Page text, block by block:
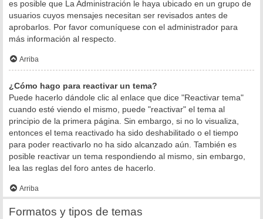
es posible que La Administración le haya ubicado en un grupo de
usuarios cuyos mensajes necesitan ser revisados antes de
aprobarlos. Por favor comuníquese con el administrador para
más información al respecto.
Arriba
¿Cómo hago para reactivar un tema?
Puede hacerlo dándole clic al enlace que dice "Reactivar tema"
cuando esté viendo el mismo, puede "reactivar" el tema al
principio de la primera página. Sin embargo, si no lo visualiza,
entonces el tema reactivado ha sido deshabilitado o el tiempo
para poder reactivarlo no ha sido alcanzado aún. También es
posible reactivar un tema respondiendo al mismo, sin embargo,
lea las reglas del foro antes de hacerlo.
Arriba
Formatos y tipos de temas